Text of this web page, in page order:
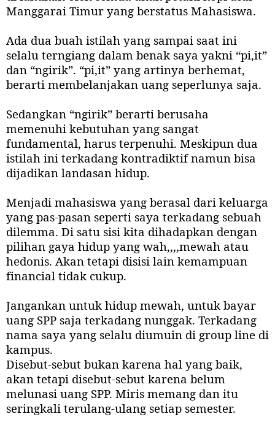
Manggarai Timur yang berstatus Mahasiswa.
Ada dua buah istilah yang sampai saat ini
selalu terngiang dalam benak saya yakni “pi,it”
dan “ngirik”. “pi,it” yang artinya berhemat,
berarti membelanjakan uang seperlunya saja.
Sedangkan “ngirik” berarti berusaha
memenuhi kebutuhan yang sangat
fundamental, harus terpenuhi. Meskipun dua
istilah ini terkadang kontradiktif namun bisa
dijadikan landasan hidup.
Menjadi mahasiswa yang berasal dari keluarga
yang pas-pasan seperti saya terkadang sebuah
dilemma. Di satu sisi kita dihadapkan dengan
pilihan gaya hidup yang wah,,,,mewah atau
hedonis. Akan tetapi disisi lain kemampuan
financial tidak cukup.
Jangankan untuk hidup mewah, untuk bayar
uang SPP saja terkadang nunggak. Terkadang
nama saya yang selalu diumuin di group line di
kampus.
Disebut-sebut bukan karena hal yang baik,
akan tetapi disebut-sebut karena belum
melunasi uang SPP. Miris memang dan itu
seringkali terulang-ulang setiap semester.